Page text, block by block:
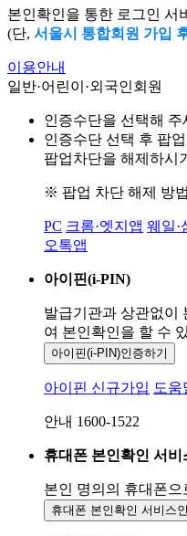
본인확인을 통한 로그인 서
(단, 서울시 통합회원 가입
이용안내
일반·어린이·외국인회원
인증수단을 선택해 주
인증수단 선택 후 팝
팝업차단을 해제하시
※ 팝업 차단 해제 방법
PC 크롬·엣지앱 웨일·
오톡앱
아이핀(i-PIN)
발급기관과 상관없이
여 본인확인을 할 수
아이핀(i-PIN)인증하기
아이핀 신규가입 도움
안내 1600-1522
휴대폰 본인확인 서비
본인 명의의 휴대폰으
휴대폰 본인확인 서비스